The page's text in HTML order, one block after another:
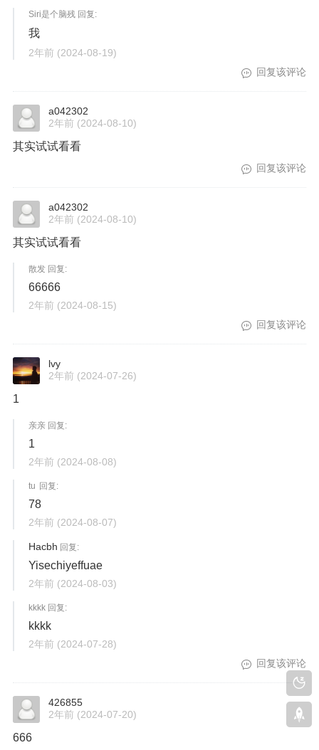
Siri是个脑残 回复:
我
2年前 (2024-08-19)
回复该评论
a042302
2年前 (2024-08-10)
其实试试看看
回复该评论
a042302
2年前 (2024-08-10)
其实试试看看
散发 回复:
66666
2年前 (2024-08-15)
回复该评论
lvy
2年前 (2024-07-26)
1
亲亲 回复:
1
2年前 (2024-08-08)
tu 回复:
78
2年前 (2024-08-07)
Hacbh 回复:
Yisechiyeffuae
2年前 (2024-08-03)
kkkk 回复:
kkkk
2年前 (2024-07-28)
回复该评论
426855
2年前 (2024-07-20)
666